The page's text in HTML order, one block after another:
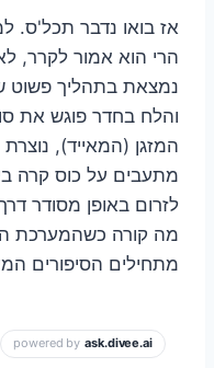
אז בואו נדבר תכל'ס.
הרי הוא אמור לקרר,
נמצאת בתהליך פשוט
והלח בחדר פוגש את
המזגן (המאייד),
מתעבים על כוס קרה
לזרום באופן מסודר
מה קורה כשהמערכת
מתחילים הסיפורים